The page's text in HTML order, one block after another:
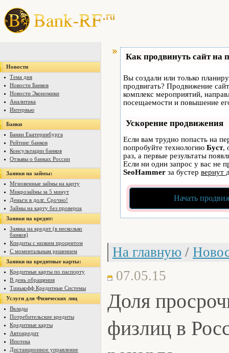
Новости
Тема дня
Новости Банков
Новости Экономики
Аналитика
Интервью
Банки
Банки Екатеринбурга
Рейтинг банков
Консультации банков
Отзывы о банках России
Заявки на займы:
Мгновенные займы на карту
Микрозаймы за 5 минут
Деньги в долг. Срочно!
Займы на карту без проверок
Заявки на кредит:
Заявка на кредит (в несколько
банков)
Кпедиты с низким процентом
С моментальным решением
Заявки на кредитные карты:
Кредитные карты по паспорту
В день обращения
Тинькофф Кредитные Системы
Услуги для Физических лиц
Вклады
Потребительские кредиты
Кредитные карты
Автокредит
Ипотека
Дистанционное управление
Как продвинуть сайт на
Вы создали или только
продвигать? Продвижение
комплекс мероприятий,
посещаемости и повышение
Ускорение продвижения
Если вам трудно попасть на
попробуйте технологию Буст,
раз, а первые результаты
Если ни один запрос у вас не
SeoHammer за бустер вернут
Начать
На главную /
07.05.15
Доля
физлиц в